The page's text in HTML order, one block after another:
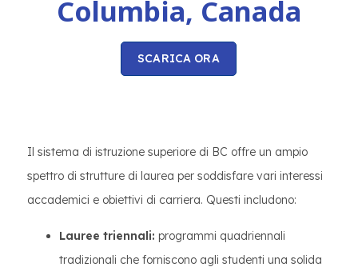
Columbia, Canada
SCARICA ORA
Il sistema di istruzione superiore di BC offre un ampio
spettro di strutture di laurea per soddisfare vari interessi
accademici e obiettivi di carriera. Questi includono:
Lauree triennali: programmi quadriennali
tradizionali che forniscono agli studenti una solida